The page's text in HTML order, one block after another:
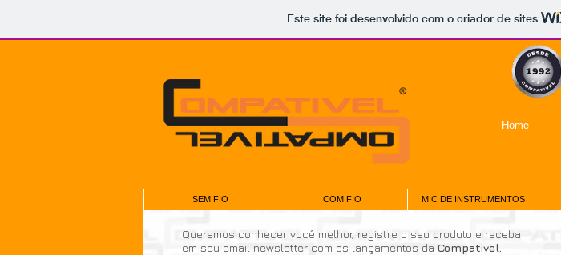
Este site foi desenvolvido com o criador de sites
Home
SEM FIO COM FIO MIC DE INSTRUMENTOS
Queremos conhecer você melhor, registre o seu produto e receba
em seu email newsletter com os lançamentos da Compativel.